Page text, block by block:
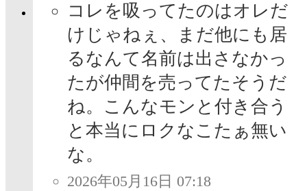
コレを吸ってたのはオレだ
けじゃねぇ、まだ他にも居
るなんて名前は出さなかっ
たが仲間を売ってたそうだ
ね。こんなモンと付き合う
と本当にロクなこたぁ無い
な。
2026年05月16日 07:18